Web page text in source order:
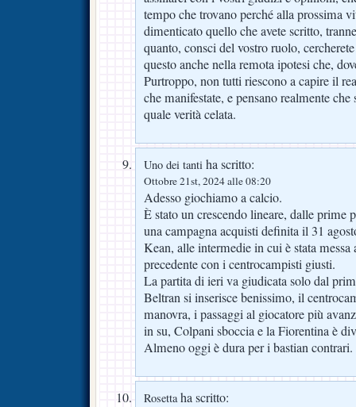
tempo che trovano perché alla prossima
dimenticato quello che avete scritto,
quanto, consci del vostro ruolo,
questo anche nella remota ipotesi che,
Purtroppo, non tutti riescono a capire il
che manifestate, e pensano realmente
quale verità celata.
Uno dei tanti ha scritto:
Ottobre 21st, 2024 alle 08:20
Adesso giochiamo a calcio.
È stato un crescendo lineare, dalle prime
una campagna acquisti definita il 31
Kean, alle intermedie in cui è stata messa
precedente con i centrocampisti giusti.
La partita di ieri va giudicata solo dal
Beltran si inserisce benissimo, il
manovra, i passaggi al giocatore più
in su, Colpani sboccia e la Fiorentina è
Almeno oggi è dura per i bastian contrari.
Rosettaha scritto: